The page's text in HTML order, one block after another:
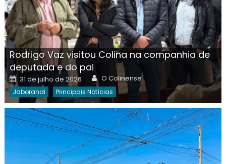
Rodrigo Vaz visitou Colina na companhia de
deputada e do pai
Posted
on
31 de julho de 2026 Author
O Colinense
Jaborandi Principais Notícias